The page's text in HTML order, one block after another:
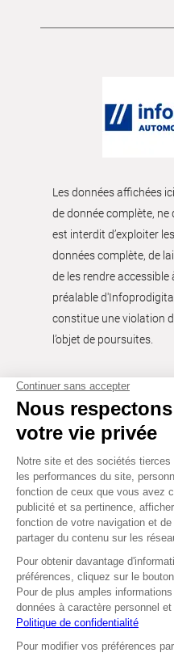
Les données affichées
de donnée complète, ne
est interdit d’exploiter
données complète, de
de les rendre
préalable
constitue une violation
l’objet de poursuites.
Tous droits
Mentions légales
Cookies
Facebook